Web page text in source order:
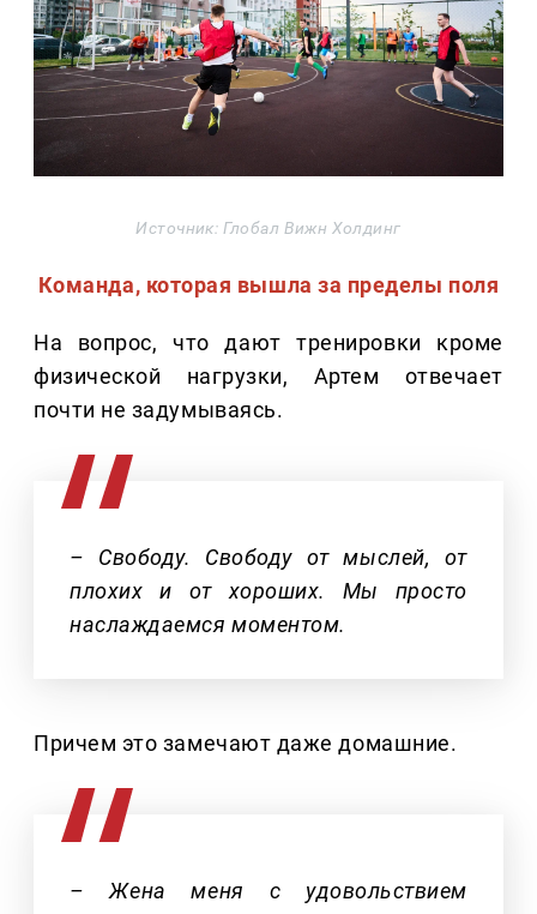
Источник: Глобал Вижн Холдинг
Команда, которая вышла за пределы поля
На вопрос, что дают тренировки кроме
физической нагрузки, Артем отвечает
почти не задумываясь.
– Свободу. Свободу от мыслей, от
плохих и от хороших. Мы просто
наслаждаемся моментом.
Причем это замечают даже домашние.
– Жена меня с удовольствием